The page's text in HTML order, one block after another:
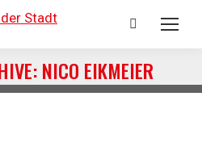
Search:
NICO EIKMEIER
Sie befinden sich hier: